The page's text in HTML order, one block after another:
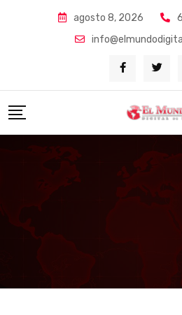
agosto 8, 2026